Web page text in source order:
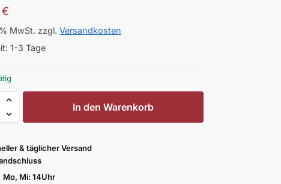
€
MwSt. zzgl.Versandkosten
1-3 Tage
In den Warenkorb
& täglicher Versand
Mo, Mi: 14Uhr